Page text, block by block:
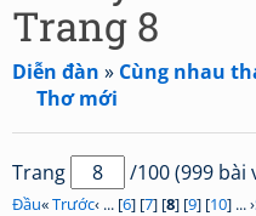
Trang 8
Diễn đàn » Cùng nhau
Thơ mới
Trang /100 (999 bài
Đầu«Trước‹ ... [6] [7] [8] [9] [10] ... ›